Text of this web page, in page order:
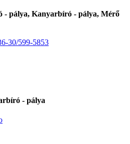
- pálya, Kanyarbíró - pálya, Mérő
30/599-5853
- pálya